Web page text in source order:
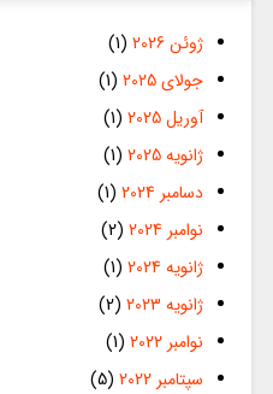
ژوئن 2026
(1)
جولای 2025
(1)
آوریل 2025
(1)
ژانویه 2025
(1)
دسامبر 2024
(1)
نوامبر 2024
(2)
ژانویه 2024
(1)
ژانویه 2023
(2)
نوامبر 2022
(1)
سپتامبر 2022
(5)